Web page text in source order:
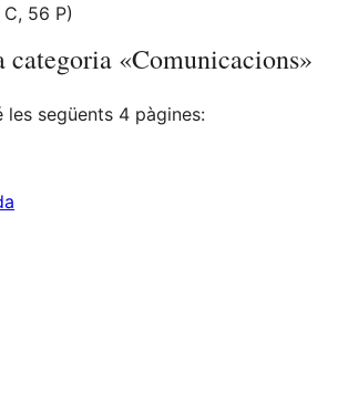
56 P)
«Comunicacions»
les següents 4 pàgines: